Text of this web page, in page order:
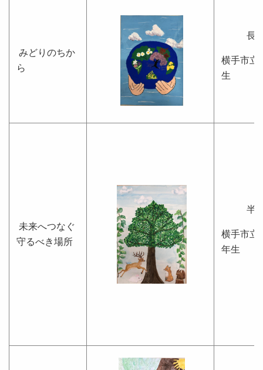
みどりのちか
ら
長
横手市
生
未来へつなぐ
守るべき場所
半
横手市
年生